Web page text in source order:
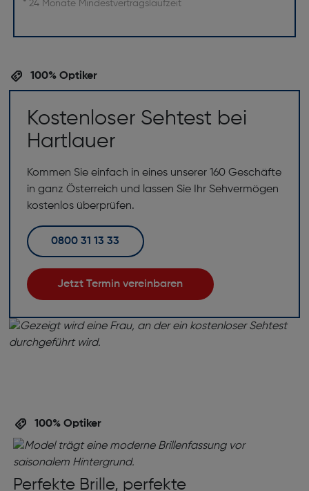
* 24 Monate Mindestvertragslaufzeit
100% Optiker
Kostenloser Sehtest bei
Hartlauer
Kommen Sie einfach in eines unserer 160 Geschäfte
in ganz Österreich und lassen Sie Ihr Sehvermögen
kostenlos überprüfen.
0800 31 13 33
Jetzt Termin vereinbaren
100% Optiker
Perfekte Brille, perfekte